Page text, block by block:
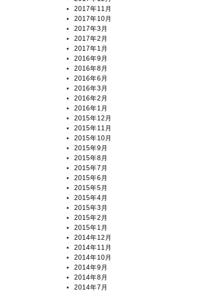
2017年11月
2017年10月
2017年3月
2017年2月
2017年1月
2016年9月
2016年8月
2016年6月
2016年3月
2016年2月
2016年1月
2015年12月
2015年11月
2015年10月
2015年9月
2015年8月
2015年7月
2015年6月
2015年5月
2015年4月
2015年3月
2015年2月
2015年1月
2014年12月
2014年11月
2014年10月
2014年9月
2014年8月
2014年7月